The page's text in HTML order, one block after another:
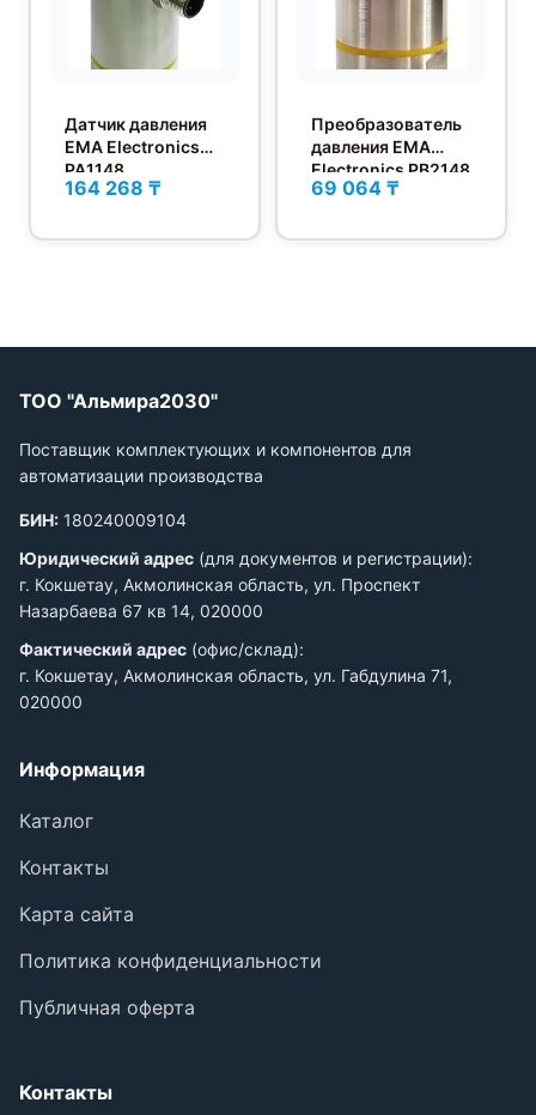
Датчик давления
EMA Electronics
PA1148
164 268 ₸
Преобразователь
давления EMA
Electronics PB2148
69 064 ₸
ТОО "Альмира2030"
Поставщик комплектующих и компонентов для
автоматизации производства
БИН: 180240009104
Юридический адрес (для документов и регистрации):
г. Кокшетау, Акмолинская область, ул. Проспект
Назарбаева 67 кв 14, 020000
Фактический адрес (офис/склад):
г. Кокшетау, Акмолинская область, ул. Габдулина 71,
020000
Информация
Каталог
Контакты
Карта сайта
Политика конфиденциальности
Публичная оферта
Контакты